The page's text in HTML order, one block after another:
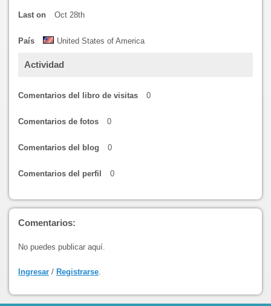
Last on Oct 28th
País United States of America
Actividad
Comentarios del libro de visitas 0
Comentarios de fotos 0
Comentarios del blog 0
Comentarios del perfil 0
Comentarios:
No puedes publicar aquí.
Ingresar / Registrarse.